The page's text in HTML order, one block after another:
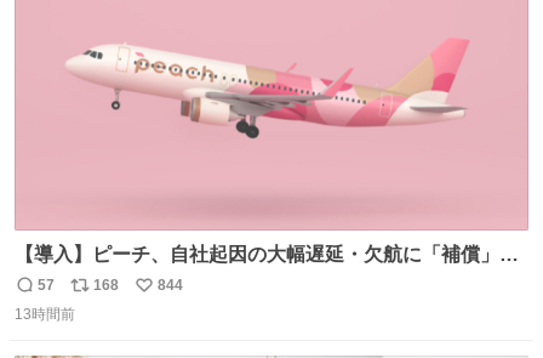
【導入】ピーチ、自社起因の大幅遅延・欠航に「補償」開
始へ news.livedoor.com/article/detail… 同社に起因する理
由によって大幅遅延や欠航が発生した場合、乗客が負担し
返
信
57
リ
ポ
168
い
844
13時間前